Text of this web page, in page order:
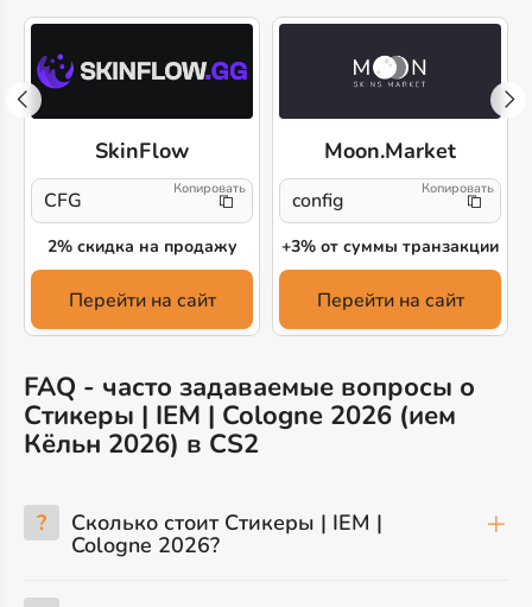
SkinFlow
CFG
2% скидка на продажу
Перейти на сайт
Moon.Market
config
+3% от суммы транзакции
Перейти на сайт
FAQ - часто задаваемые вопросы о
Стикеры | IEM | Cologne 2026 (ием
Кёльн 2026) в CS2
? Сколько стоит Стикеры | IEM |
Cologne 2026?